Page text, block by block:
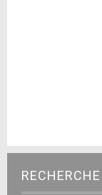
RECHERCHE